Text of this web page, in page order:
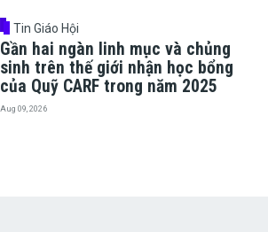
Tin Giáo Hội
Gần hai ngàn linh mục và chủng
sinh trên thế giới nhận học bổng
của Quỹ CARF trong năm 2025
Aug 09, 2026